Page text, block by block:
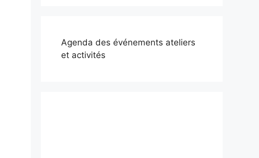
Agenda des événements ateliers
et activités